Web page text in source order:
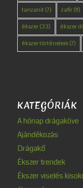
tanzanit (7) zafír(11)
ékszer(33) ékszer
ékszer történelem (7)
KATEGÓRIÁK
A hónap drágaköve
Ajándékozás
Drágakő
Ékszer trendek
Ékszer viselés